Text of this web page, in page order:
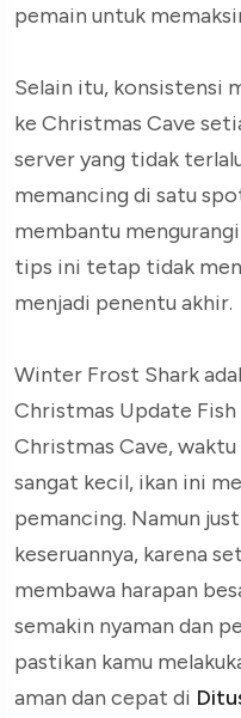
pemain untuk
Selain itu, konsistensi
ke Christmas Cave
server yang tidak
memancing di satu
membantu mengurangi
tips ini tetap tidak
menjadi penentu akhir.
Winter Frost Shark
Christmas Update
Christmas Cave,
sangat kecil, ikan ini
pemancing. Namun
keseruannya, karena
membawa harapan
semakin nyaman dan
pastikan kamu
aman dan cepat di